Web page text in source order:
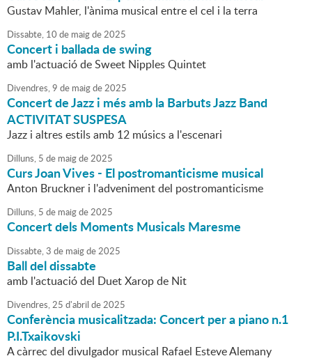
Gustav Mahler, l'ànima musical entre el cel i la terra
Dissabte, 10 de maigde2025
Concert i ballada de swing
amb l'actuació de Sweet Nipples Quintet
Divendres,9 de maigde2025
Concert de Jazz i més amb la Barbuts Jazz Band
ACTIVITAT SUSPESA
Jazz i altres estils amb 12 músics a l'escenari
Dilluns, 5 de maigde2025
Curs Joan Vives - El postromanticisme musical
Anton Bruckner i l'adveniment del postromanticisme
Dilluns, 5 de maigde2025
Concert dels Moments Musicals Maresme
Dissabte,3 de maigde2025
Ball del dissabte
amb l'actuació del Duet Xarop de Nit
Divendres,25 d'abril de2025
Conferència musicalitzada: Concert per a piano n.1
P.I.Txaikovski
A càrrec del divulgador musical Rafael Esteve Alemany